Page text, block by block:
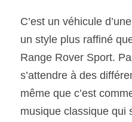
C’est un véhicule
un style plus raffiné
Range Rover Sport.
s’attendre à des
même que c’est
musique classique qui